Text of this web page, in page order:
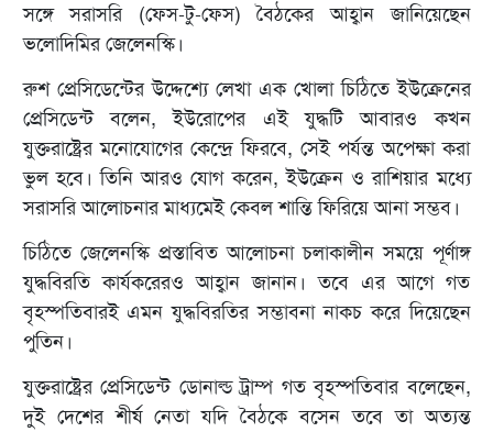
সঙ্গে সরাসরি (ফেস-টু-ফেস) বৈঠকের আহ্বান জানিয়েছেন
ভলোদিমির জেলেনস্কি।
রুশ প্রেসিডেন্টের উদ্দেশ্যে লেখা এক খোলা চিঠিতে ইউক্রেনের
প্রেসিডেন্ট বলেন, ইউরোপের এই যুদ্ধটি আবারও কখন
যুক্তরাষ্ট্রের মনোযোগের কেন্দ্রে ফিরবে, সেই পর্যন্ত অপেক্ষা করা
ভুল হবে। তিনি আরও যোগ করেন, ইউক্রেন ও রাশিয়ার মধ্যে
সরাসরি আলোচনার মাধ্যমেই কেবল শান্তি ফিরিয়ে আনা সম্ভব।
চিঠিতে জেলেনস্কি প্রস্তাবিত আলোচনা চলাকালীন সময়ে পূর্ণাঙ্গ
যুদ্ধবিরতি কার্যকরেরও আহ্বান জানান। তবে এর আগে গত
বৃহস্পতিবারই এমন যুদ্ধবিরতির সম্ভাবনা নাকচ করে দিয়েছেন
পুতিন।
যুক্তরাষ্ট্রের প্রেসিডেন্ট ডোনাল্ড ট্রাম্প গত বৃহস্পতিবার বলেছেন,
দুই দেশের শীর্ষ নেতা যদি বৈঠকে বসেন তবে তা অত্যন্ত